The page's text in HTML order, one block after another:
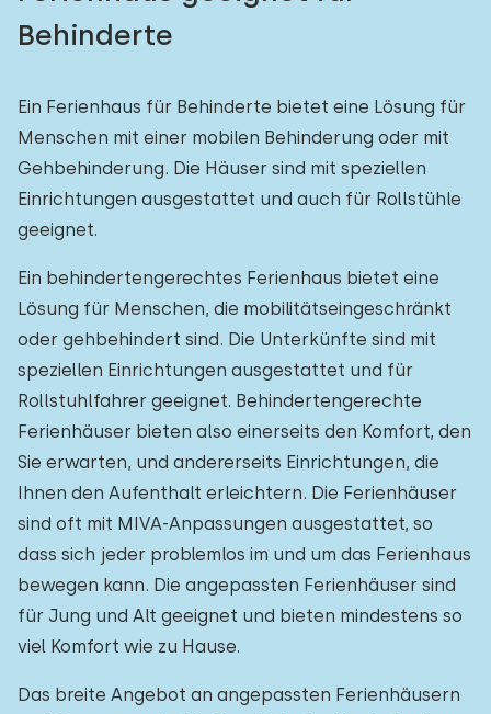
Behinderte
Ein Ferienhaus für Behinderte bietet eine Lösung für
Menschen mit einer mobilen Behinderung oder mit
Gehbehinderung. Die Häuser sind mit speziellen
Einrichtungen ausgestattet und auch für Rollstühle
geeignet.
Ein behindertengerechtes Ferienhaus bietet eine
Lösung für Menschen, die mobilitätseingeschränkt
oder gehbehindert sind. Die Unterkünfte sind mit
speziellen Einrichtungen ausgestattet und für
Rollstuhlfahrer geeignet. Behindertengerechte
Ferienhäuser bieten also einerseits den Komfort, den
Sie erwarten, und andererseits Einrichtungen, die
Ihnen den Aufenthalt erleichtern. Die Ferienhäuser
sind oft mit MIVA-Anpassungen ausgestattet, so
dass sich jeder problemlos im und um das Ferienhaus
bewegen kann. Die angepassten Ferienhäuser sind
für Jung und Alt geeignet und bieten mindestens so
viel Komfort wie zu Hause.
Das breite Angebot an angepassten Ferienhäusern